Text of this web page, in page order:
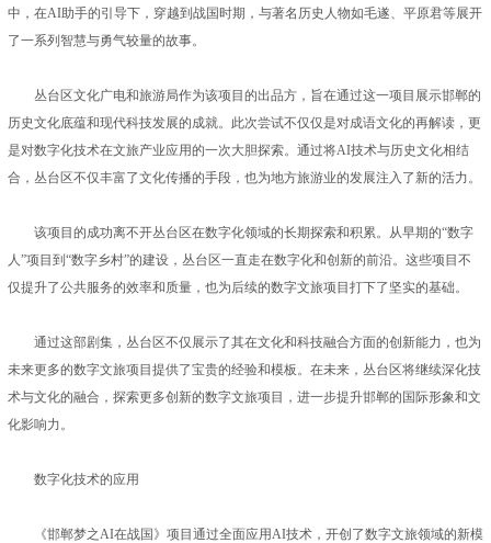
中，在AI助手的引导下，穿越到战国时期，与著名历史人物如毛遂、平原君等展开
了一系列智慧与勇气较量的故事。
丛台区文化广电和旅游局作为该项目的出品方，旨在通过这一项目展示邯郸的
历史文化底蕴和现代科技发展的成就。此次尝试不仅仅是对成语文化的再解读，更
是对数字化技术在文旅产业应用的一次大胆探索。通过将AI技术与历史文化相结
合，丛台区不仅丰富了文化传播的手段，也为地方旅游业的发展注入了新的活力。
该项目的成功离不开丛台区在数字化领域的长期探索和积累。从早期的“数字
人”项目到“数字乡村”的建设，丛台区一直走在数字化和创新的前沿。这些项目不
仅提升了公共服务的效率和质量，也为后续的数字文旅项目打下了坚实的基础。
通过这部剧集，丛台区不仅展示了其在文化和科技融合方面的创新能力，也为
未来更多的数字文旅项目提供了宝贵的经验和模板。在未来，丛台区将继续深化技
术与文化的融合，探索更多创新的数字文旅项目，进一步提升邯郸的国际形象和文
化影响力。
数字化技术的应用
《邯郸梦之AI在战国》项目通过全面应用AI技术，开创了数字文旅领域的新模